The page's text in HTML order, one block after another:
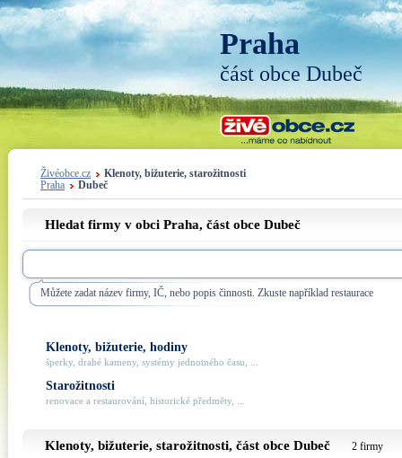
Praha
část obce Dubeč
Živéobce.cz
Klenoty, bižuterie, starožitnosti
Praha
Dubeč
Hledat firmy v obci Praha, část obce Dubeč
Můžete zadat název firmy, IČ, nebo popis činnosti. Zkuste například restaurace
Klenoty, bižuterie, hodiny
šperky, drahé kameny, systémy jednotného času, ...
Starožitnosti
renovace a restaurování, historické předměty, ...
Klenoty, bižuterie, starožitnosti, část obce Dubeč 2 firmy